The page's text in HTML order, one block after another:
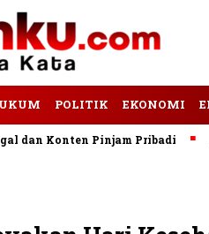
POLITIK EKONOMI
Konten Pinjam Pribadi